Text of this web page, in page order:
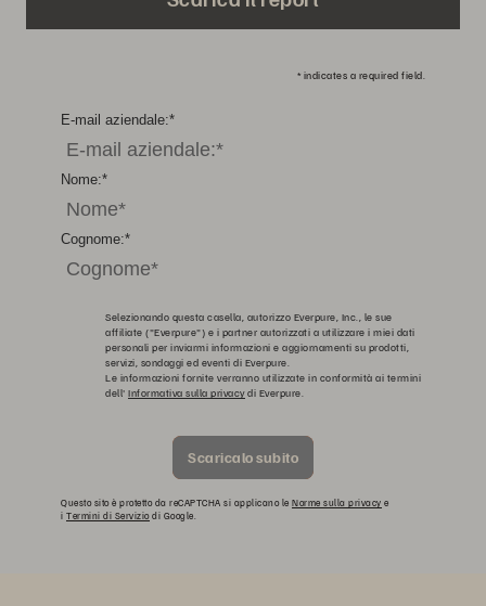
* indicates a required field.
*
E-mail aziendale:
*
Nome:
*
Cognome:
Selezionando questa casella, autorizzo Everpure, Inc., le sue
affiliate ("Everpure") e i partner autorizzati a utilizzare i miei dati
personali per inviarmi informazioni e aggiornamenti su prodotti,
servizi, sondaggi ed eventi di Everpure.
Le informazioni fornite verranno utilizzate in conformità ai termini
dell' Informativa sulla privacydi Everpure.
Scaricalo subito
Questo sito è protetto da reCAPTCHA si applicano le Norme sulla privacy e
i Termini di Serviziodi Google.